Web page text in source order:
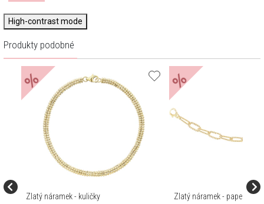
High-contrast mode
Produkty podobné
%
Zlatý náramek - kuličky
%
Zlatý náramek - paper clip